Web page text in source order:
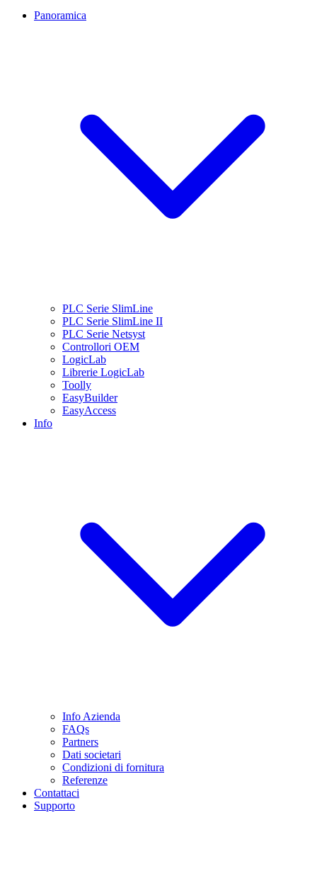
Panoramica
PLC Serie SlimLine
PLC Serie SlimLine II
PLC Serie Netsyst
Controllori OEM
LogicLab
Librerie LogicLab
Toolly
EasyBuilder
EasyAccess
Info
Info Azienda
FAQs
Partners
Dati societari
Condizioni di fornitura
Referenze
Contattaci
Supporto